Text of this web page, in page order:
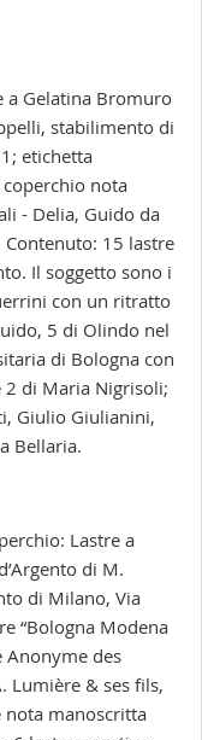
a Gelatina Bromuro
stabilimento di
etichetta
nota
- Delia, Guido da
15 lastre
Il soggetto sono i
con un ritratto
5 di Olindo nel
di Bologna con
2 di Maria Nigrisoli;
Giulio Giulianini,
Bellaria.
Lastre a
di M.
di Milano, Via
“Bologna Modena
Anonyme des
Lumière & ses fils,
nota manoscritta